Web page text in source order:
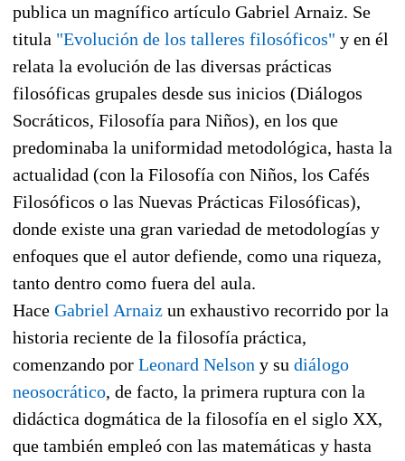
publica un magnífico artículo Gabriel Arnaiz. Se
titula "Evolución de los talleres filosóficos" y en él
relata la evolución de las diversas prácticas
filosóficas grupales desde sus inicios (Diálogos
Socráticos, Filosofía para Niños), en los que
predominaba la uniformidad metodológica, hasta la
actualidad (con la Filosofía con Niños, los Cafés
Filosóficos o las Nuevas Prácticas Filosóficas),
donde existe una gran variedad de metodologías y
enfoques que el autor defiende, como una riqueza,
tanto dentro como fuera del aula.
Hace Gabriel Arnaiz un exhaustivo recorrido por la
historia reciente de la filosofía práctica,
comenzando por Leonard Nelson y su diálogo
neosocrático, de facto, la primera ruptura con la
didáctica dogmática de la filosofía en el siglo XX,
que también empleó con las matemáticas y hasta